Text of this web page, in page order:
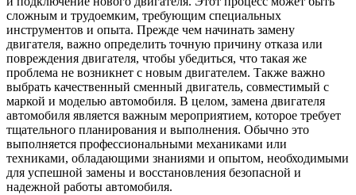
сложным и трудоемким, требующим специальных
инструментов и опыта. Прежде чем начинать замену
двигателя, важно определить точную причину отказа или
повреждения двигателя, чтобы убедиться, что такая же
проблема не возникнет с новым двигателем. Также важно
выбрать качественный сменный двигатель, совместимый с
маркой и моделью автомобиля. В целом, замена двигателя
автомобиля является важным мероприятием, которое требует
тщательного планирования и выполнения. Обычно это
выполняется профессиональными механиками или
техниками, обладающими знаниями и опытом, необходимыми
для успешной замены и восстановления безопасной и
надежной работы автомобиля.